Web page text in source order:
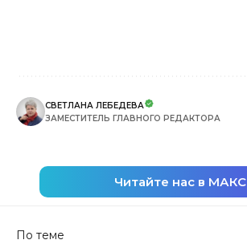
СВЕТЛАНА ЛЕБЕДЕВА
ЗАМЕСТИТЕЛЬ ГЛАВНОГО РЕДАКТОРА
Читайте нас в МАКС
По теме